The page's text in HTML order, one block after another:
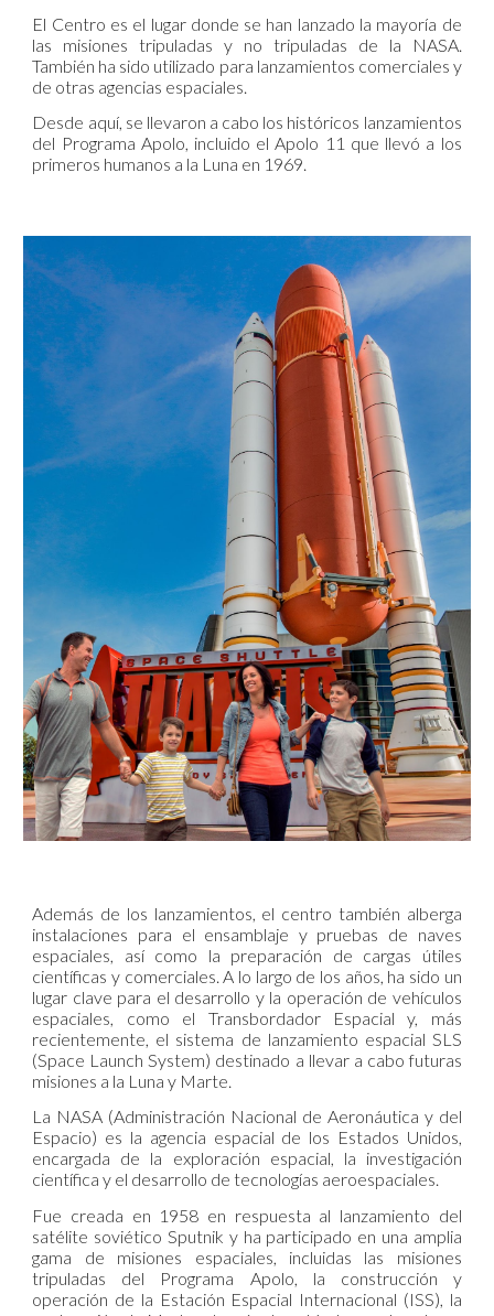
El Centro es el lugar donde se han lanzado la mayoría de
las misiones tripuladas y no tripuladas de la NASA.
También ha sido utilizado para lanzamientos comerciales y
de otras agencias espaciales.
Desde aquí, se llevaron a cabo los históricos lanzamientos
del Programa Apolo, incluido el Apolo 11 que llevó a los
primeros humanos a la Luna en 1969.
Además de los lanzamientos, el centro también alberga
instalaciones para el ensamblaje y pruebas de naves
espaciales, así como la preparación de cargas útiles
científicas y comerciales. A lo largo de los años, ha sido un
lugar clave para el desarrollo y la operación de vehículos
espaciales, como el Transbordador Espacial y, más
recientemente, el sistema de lanzamiento espacial SLS
(Space Launch System) destinado a llevar a cabo futuras
misiones a la Luna y Marte.
La NASA (Administración Nacional de Aeronáutica y del
Espacio) es la agencia espacial de los Estados Unidos,
encargada de la exploración espacial, la investigación
científica y el desarrollo de tecnologías aeroespaciales.
Fue creada en 1958 en respuesta al lanzamiento del
satélite soviético Sputnik y ha participado en una amplia
gama de misiones espaciales, incluidas las misiones
tripuladas del Programa Apolo, la construcción y
operación de la Estación Espacial Internacional (ISS), la